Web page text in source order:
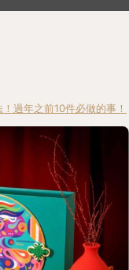
過年之前10件必做的事！